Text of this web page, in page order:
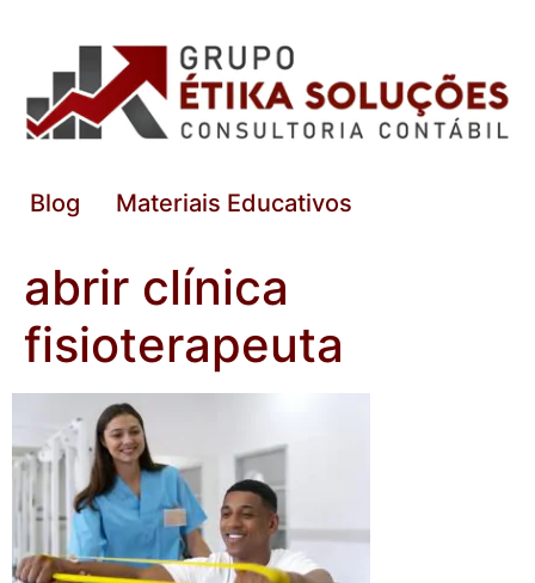
Blog Materiais Educativos
abrir clínica
fisioterapeuta